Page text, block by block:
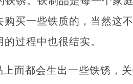
买一些铁质的，当然这
过程中也很结实。
面都会生出一些铁锈，